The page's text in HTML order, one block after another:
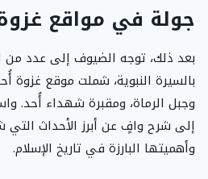
جولة في مواقع
بعد ذلك، توجه الضيوف إلى عدد من
بالسيرة النبوية، شملت موقع غزوة
وجبل الرماة، ومقبرة شهداء أُحد.
إلى شرح وافٍ عن أبرز الأحداث
وأهميتها البارزة في تاريخ الإسلام.